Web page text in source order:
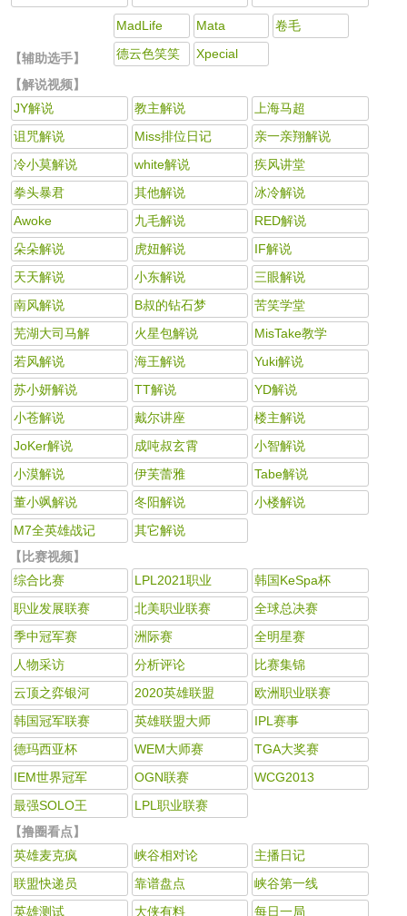
【辅助选手】
MadLife Mata
卷毛
德云色笑笑
Xpecial
【解说视频】
JY解说
教主解说
上海马超
诅咒解说
Miss排位日记
亲一亲翔解说
冷小莫解说
white解说
疾风讲堂
拳头暴君
其他解说
冰冷解说
Awoke
九毛解说
RED解说
朵朵解说
虎妞解说
IF解说
天天解说
小东解说
三眼解说
南风解说
B叔的钻石梦
苦笑学堂
芜湖大司马解
火星包解说
MisTake教学
若风解说
海王解说
Yuki解说
苏小妍解说
TT解说
YD解说
小苍解说
戴尔讲座
楼主解说
JoKer解说
成吨叔玄霄
小智解说
小漠解说
伊芙蕾雅
Tabe解说
董小飒解说
冬阳解说
小楼解说
M7全英雄战记
其它解说
【比赛视频】
综合比赛
LPL2021职业
韩国KeSpa杯
职业发展联赛
北美职业联赛
全球总决赛
季中冠军赛
洲际赛
全明星赛
人物采访
分析评论
比赛集锦
云顶之弈银河
2020英雄联盟
欧洲职业联赛
韩国冠军联赛
英雄联盟大师
IPL赛事
德玛西亚杯
WEM大师赛
TGA大奖赛
IEM世界冠军
OGN联赛
WCG2013
最强SOLO王
LPL职业联赛
【撸圈看点】
英雄麦克疯
峡谷相对论
主播日记
联盟快递员
靠谱盘点
峡谷第一线
英雄测试
大侠有料
每日一局